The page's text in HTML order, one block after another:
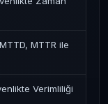
MTTR ile
Verimliliği